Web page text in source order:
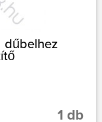
dűbelhez
1 db